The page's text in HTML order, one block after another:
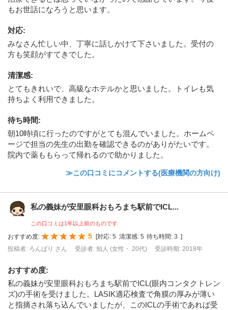
もお世話になろうと思います。
対応:
みなさん忙しい中、丁寧に話しかけて下さいました。受付の
方も笑顔がすてきでした。
清潔感:
とてもきれいで、高級なホテルかと思いました。トイレも気
持ちよく利用できました。
待ち時間:
朝10時頃に行ったのですがとても混んでいました。ホームペ
ージで担当の先生の出勤を確認できるのがありがたいです。
院内で薬ももらって帰れるので助かりました。
≫この口コミにコメントする(医療機関の方向け)
私の義妹が安里眼科おもろまち駅前でICL...
この口コミは1年以上前のものです
おすすめ度: 5 [対応: 5 清潔感: 5 待ち時間: 3 ]
投稿者: ろんぱり さん
受診者: 知人 (女性・ 20代) 受診時期: 2018年
おすすめ度:
私の義妹が安里眼科おもろまち駅前でICL(眼内コンタクトレン
ズ)の手術を受けました。LASIK適応検査で角膜の厚みが薄い
と指摘され落ち込んでいましたが、このICLの手術であれば受